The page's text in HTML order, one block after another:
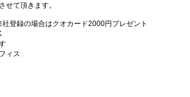
せて頂きます。
登録の場合はクオカード2000円プレゼント
ィス